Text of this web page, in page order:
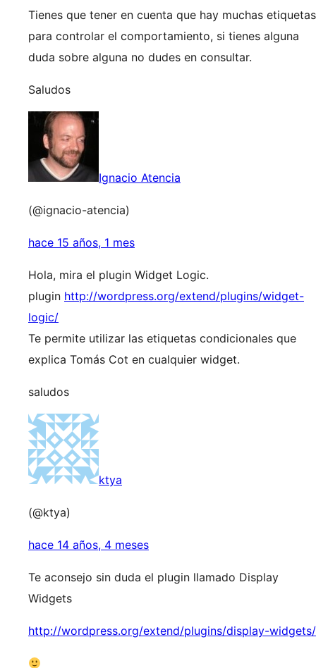
Tienes que tener en cuenta que hay muchas etiquetas
para controlar el comportamiento, si tienes alguna
duda sobre alguna no dudes en consultar.
Saludos
Ignacio Atencia
(@ignacio-atencia)
hace 15 años, 1 mes
Hola, mira el plugin Widget Logic.
plugin http://wordpress.org/extend/plugins/widget-
logic/
Te permite utilizar las etiquetas condicionales que
explica Tomás Cot en cualquier widget.
saludos
ktya
(@ktya)
hace 14 años, 4 meses
Te aconsejo sin duda el plugin llamado Display
Widgets
http://wordpress.org/extend/plugins/display-widgets/